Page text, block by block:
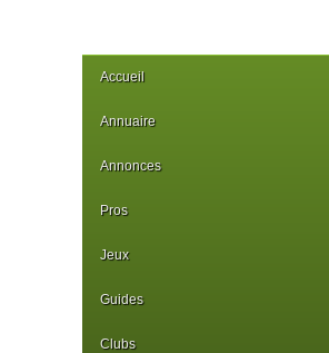
Accueil
Annuaire
Annonces
Pros
Jeux
Guides
Clubs